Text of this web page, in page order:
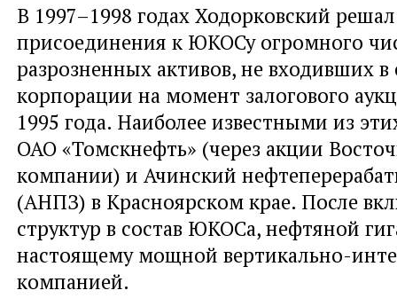
В 1997–1998 годах Ходорковский
присоединения к ЮКОСу огромного
разрозненных активов, не входивших в
корпорации на момент залогового
1995 года. Наиболее известными из
ОАО «Томскнефть» (через акции
компании) и Ачинский
(АНПЗ) в Красноярском крае. После
структур в состав ЮКОСа, нефтяной
настоящему мощной вертикально-
компанией.